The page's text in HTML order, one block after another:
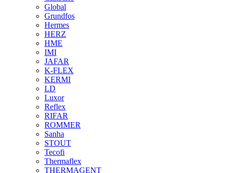
Global
Grundfos
Hermes
HERZ
HME
IMI
JAFAR
K-FLEX
KERMI
LD
Luxor
Reflex
RIFAR
ROMMER
Sanha
STOUT
Tecofi
Thermaflex
THERMAGENT